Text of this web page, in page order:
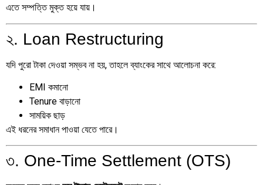
এতে সম্পত্তি মুক্ত হয়ে যায়।
২. Loan Restructuring
যদি পুরো টাকা দেওয়া সম্ভব না হয়, তাহলে ব্যাংকের সাথে আলোচনা করে:
EMI কমানো
Tenure বাড়ানো
সাময়িক ছাড়
এই ধরনের সমাধান পাওয়া যেতে পারে।
৩. One-Time Settlement (OTS)